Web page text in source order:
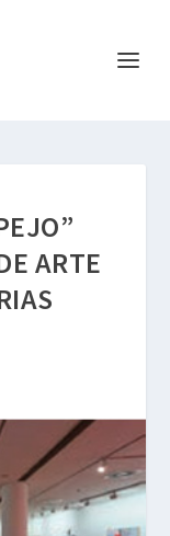
ARTE